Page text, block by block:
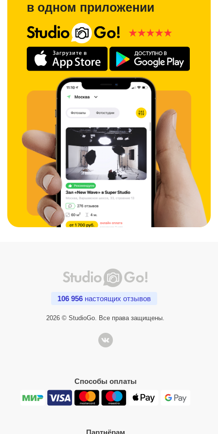
в одном приложении
106 956 настоящих отзывов
2026 © StudioGo. Все права защищены.
Способы оплаты